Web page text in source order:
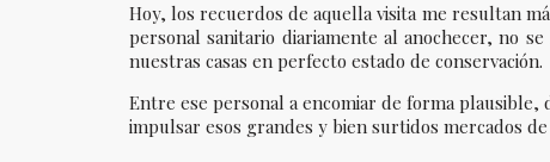
Hoy, los recuerdos de aquella visita me resultan
personal sanitario diariamente al anochecer, no
nuestras casas en perfecto estado de conservación.
Entre ese personal a encomiar de forma
impulsar esos grandes y bien surtidos mercados